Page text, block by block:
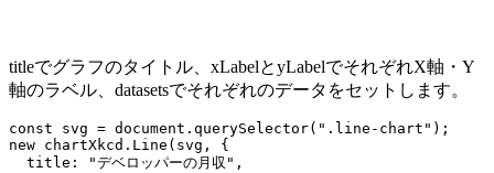
titleでグラフのタイトル、xLabelとyLabelでそれぞれX軸・Y
軸のラベル、datasetsでそれぞれのデータをセットします。
const svg = document.querySelector(".line-chart");
new chartXkcd.Line(svg, {
  title: "デベロッパーの月収",